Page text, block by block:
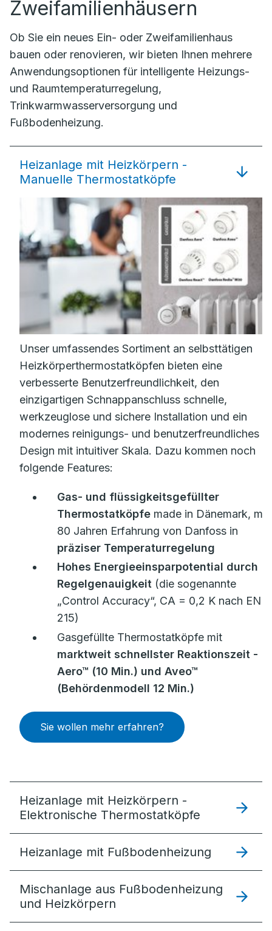
Zweifamilienhäusern
Ob Sie ein neues Ein- oder Zweifamilienhaus
bauen oder renovieren, wir bieten Ihnen mehrere
Anwendungsoptionen für intelligente Heizungs-
und Raumtemperaturregelung,
Trinkwarmwasserversorgung und
Fußbodenheizung.
Heizanlage mit Heizkörpern -
Manuelle Thermostatköpfe
Unser umfassendes Sortiment an selbsttätigen
Heizkörperthermostatköpfen bieten eine
verbesserte Benutzerfreundlichkeit, den
einzigartigen Schnappanschluss schnelle,
werkzeuglose und sichere Installation und ein
modernes reinigungs- und benutzerfreundliches
Design mit intuitiver Skala. Dazu kommen noch
folgende Features:
Gas- und flüssigkeitsgefüllter
Thermostatköpfe made in Dänemark, mit
80 Jahren Erfahrung von Danfoss in
präziser Temperaturregelung
Hohes Energieeinsparpotential durch
Regelgenauigkeit (die sogenannte
„Control Accuracy“, CA = 0,2 K nach EN
215)
Gasgefüllte Thermostatköpfe mit
marktweit schnellster Reaktionszeit -
Aero™ (10 Min.) und Aveo™
(Behördenmodell 12 Min.)
Sie wollen mehr erfahren?
Heizanlage mit Heizkörpern -
Elektronische Thermostatköpfe
Heizanlage mit Fußbodenheizung
Mischanlage aus Fußbodenheizung
und Heizkörpern